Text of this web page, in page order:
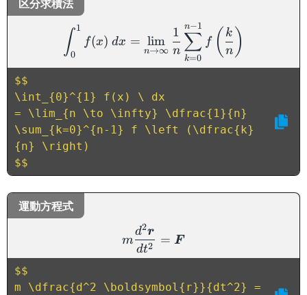
\int_{0}^{1} f(x) \ dx =
∫0
1
f(x) dx =
n→∞
lim
n
1
k=0
∑
n−1
f ( n
k )
$$
\int_{0}^{1} f(x) \ dx
= \lim_{n \to \infty} \dfrac{1}{n}
\sum_{k=0}^{n-1} f \left (\dfrac{k}
{n} \right)
$$
運動方程式
m \dfrac{d^2
m
dt2
d2r
= F
$$
m \dfrac{d^2 \boldsymbol{r}}{dt^2} =